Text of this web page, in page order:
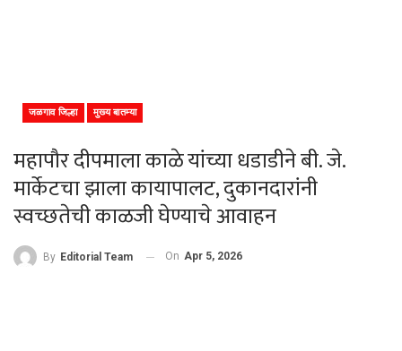
जळगाव जिल्हा मुख्य बातम्या
महापौर दीपमाला काळे यांच्या धडाडीने बी. जे.
मार्केटचा झाला कायापालट, दुकानदारांनी
स्वच्छतेची काळजी घेण्याचे आवाहन
By Editorial Team On Apr 5, 2026